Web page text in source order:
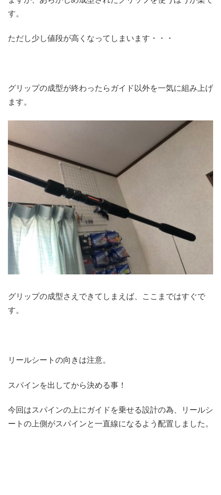
す。
ただし少し値段が高くなってしまいます・・・
グリップの成型が終わったらガイド以外を一気に組み上げ
ます。
グリップの成型さえできてしまえば、ここまではすぐで
す。
リールシートの向きは注意。
スパインを出してから決める事！
今回はスパインの上にガイドを乗せる設計の為、リールシ
ートの上側がスパインと一直線になるよう配置しました。